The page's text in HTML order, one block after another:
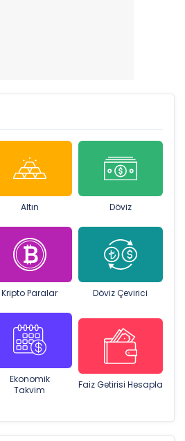
Altın Döviz
Kripto Paralar Döviz Çevirici
Ekonomik
Takvim
Faiz Getirisi Hesapla